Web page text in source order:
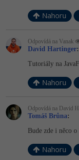
Nahoru
Odpovídá na Vanak
David Hartinger:
Tutoriály na
Nahoru
Odpovídá na David
Tomáš Brůna:
Bude zde i něco
Nahoru